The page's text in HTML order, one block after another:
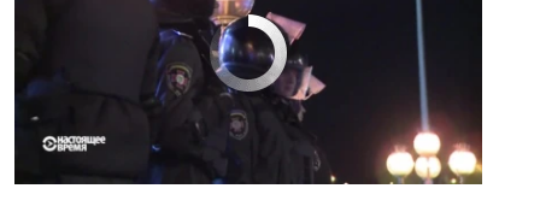
No media source currently available